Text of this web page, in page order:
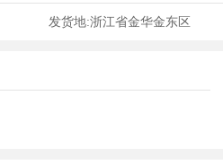
发货地:浙江省金华金东区